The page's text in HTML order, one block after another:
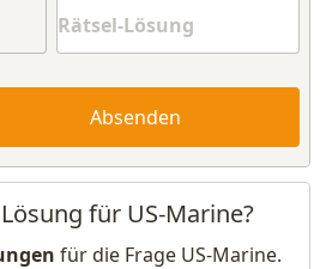
Absenden
für US-Marine?
für die Frage US-Marine.